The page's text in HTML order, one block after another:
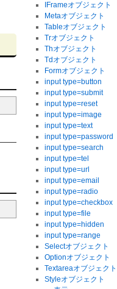
IFrameオブジェクト
Metaオブジェクト
Tableオブジェクト
Trオブジェクト
Thオブジェクト
Tdオブジェクト
Formオブジェクト
input type=button
input type=submit
input type=reset
input type=image
input type=text
input type=password
input type=search
input type=tel
input type=url
input type=email
input type=radio
input type=checkbox
input type=file
input type=hidden
input type=range
Selectオブジェクト
Optionオブジェクト
Textareaオブジェクト
Styleオブジェクト